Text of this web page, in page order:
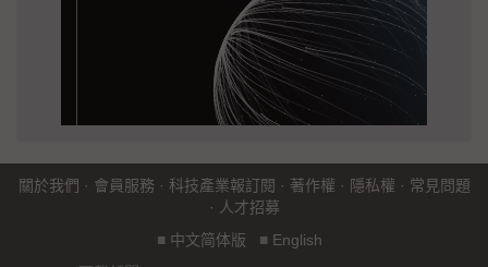
關於我們 · 會員服務 · 科技產業報訂閱 · 著作權 · 隱私權 · 常見問題
· 人才招募
■ 中文简体版 ■ English